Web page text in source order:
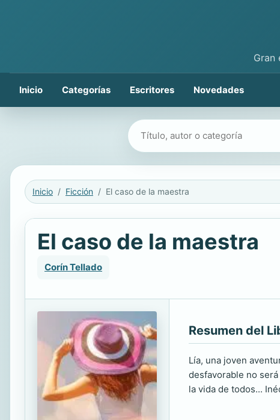
Gran
Inicio Categorías Escritores Novedades
Buscar libros
Inicio Ficción El caso de la maestra
El caso de la maestra
Corín Tellado
Resumen del
Lía, una joven
desfavorable no
la vida de todos...